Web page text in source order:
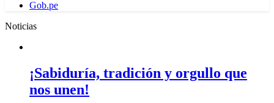
Gob.pe
Noticias
¡Sabiduría, tradición y orgullo que
nos unen!